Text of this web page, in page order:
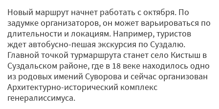
Новый маршрут начнет работать с октября. По
задумке организаторов, он может варьироваться по
длительности и локациям. Например, туристов
ждет автобусно-пешая экскурсия по Суздалю.
Главной точкой турмаршрута станет село Кистыш в
Суздальском районе, где в 18 веке находилось одно
из родовых имений Суворова и сейчас организован
Архитектурно-исторический комплекс
генералиссимуса.